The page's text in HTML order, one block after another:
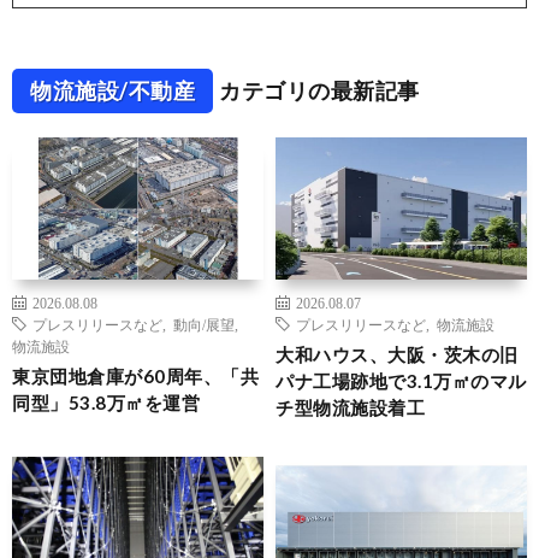
物流施設/不動産 カテゴリの最新記事
2026.08.08
プレスリリースなど
動向/展望
物流施設
東京団地倉庫が60周年、「共
同型」53.8万㎡を運営
2026.08.07
プレスリリースなど
物流施設
大和ハウス、大阪・茨木の旧
パナ工場跡地で3.1万㎡のマル
チ型物流施設着工